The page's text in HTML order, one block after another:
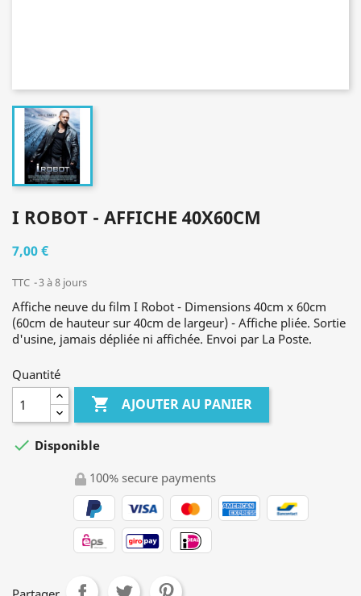
I ROBOT - AFFICHE 40X60CM
7,00 €
TTC 3 à 8 jours
Affiche neuve du film I Robot - Dimensions 40cm x 60cm
(60cm de hauteur sur 40cm de largeur) - Affiche pliée. Sortie
d'usine, jamais dépliée ni affichée. Envoi par La Poste.
Quantité
 AJOUTER AU PANIER
 Disponible
100% secure payments